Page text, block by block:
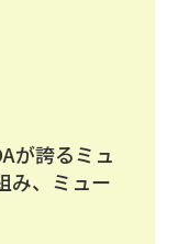
が誇るミュ
み、ミュー